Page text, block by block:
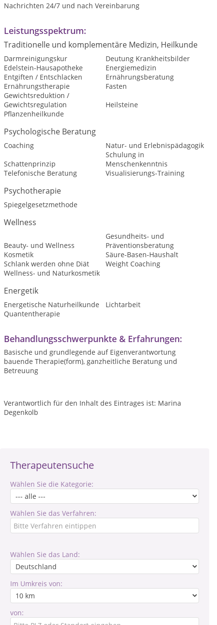
Therapeutensuche
Wählen Sie die Kategorie:
Wählen Sie das Verfahren:
Wählen Sie das Land:
Im Umkreis von:
von:
Nachrichten 24/7 und nach Vereinbarung
Leistungsspektrum:
Traditionelle und komplementäre Medizin, Heilkunde
Darmreinigungskur
Deutung Krankheitsbilder
Edelstein-Hausapotheke
Energiemedizin
Entgiften / Entschlacken
Ernährungsberatung
Ernährungstherapie
Fasten
Gewichtsreduktion /
Gewichtsregulation
Heilsteine
Pflanzenheilkunde
Psychologische Beratung
Coaching
Natur- und Erlebnispädagogik
Schattenprinzip
Schulung in
Menschenkenntnis
Telefonische Beratung
Visualisierungs-Training
Psychotherapie
Spiegelgesetzmethode
Wellness
Beauty- und Wellness
Gesundheits- und
Präventionsberatung
Kosmetik
Säure-Basen-Haushalt
Schlank werden ohne Diät
Weight Coaching
Wellness- und Naturkosmetik
Energetik
Energetische Naturheilkunde
Lichtarbeit
Quantentherapie
Behandlungsschwerpunkte & Erfahrungen:
Basische und grundlegende auf Eigenverantwortung
bauende Therapie(form), ganzheitliche Beratung und
Betreuung
Verantwortlich für den Inhalt des Eintrages ist: Marina
Degenkolb